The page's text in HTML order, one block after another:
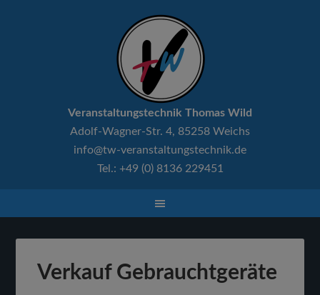
Veranstaltungstechnik Thomas Wild
Adolf-Wagner-Str. 4, 85258 Weichs
info@tw-veranstaltungstechnik.de
Tel.: +49 (0) 8136 229451
Verkauf Gebrauchtgeräte